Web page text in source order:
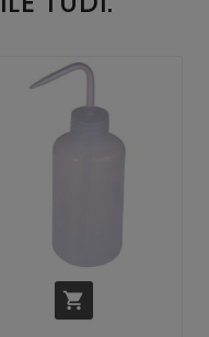
